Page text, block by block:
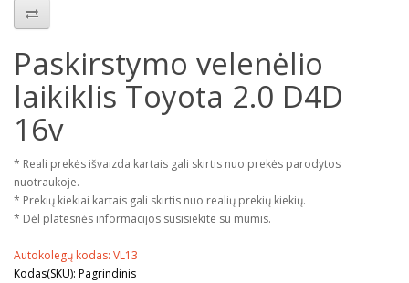
Paskirstymo velenėlio
laikiklis Toyota 2.0 D4D
16v
* Reali prekės išvaizda kartais gali skirtis nuo prekės parodytos
nuotraukoje.
* Prekių kiekiai kartais gali skirtis nuo realių prekių kiekių.
* Dėl platesnės informacijos susisiekite su mumis.
Autokolegų kodas: VL13
Kodas(SKU): Pagrindinis